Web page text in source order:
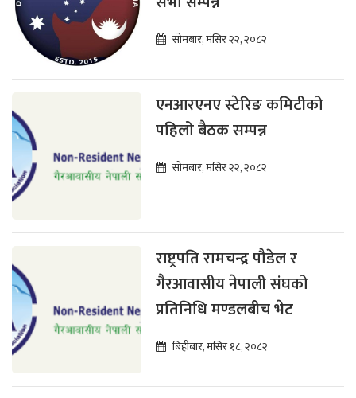
सोमबार, मंसिर २२, २०८२
एनआरएनए स्टेरिङ कमिटीको
पहिलो बैठक सम्पन्न
सोमबार, मंसिर २२, २०८२
राष्ट्रपति रामचन्द्र पौडेल र
गैरआवासीय नेपाली संघको
प्रतिनिधि मण्डलबीच भेट
बिहीबार, मंसिर १८, २०८२